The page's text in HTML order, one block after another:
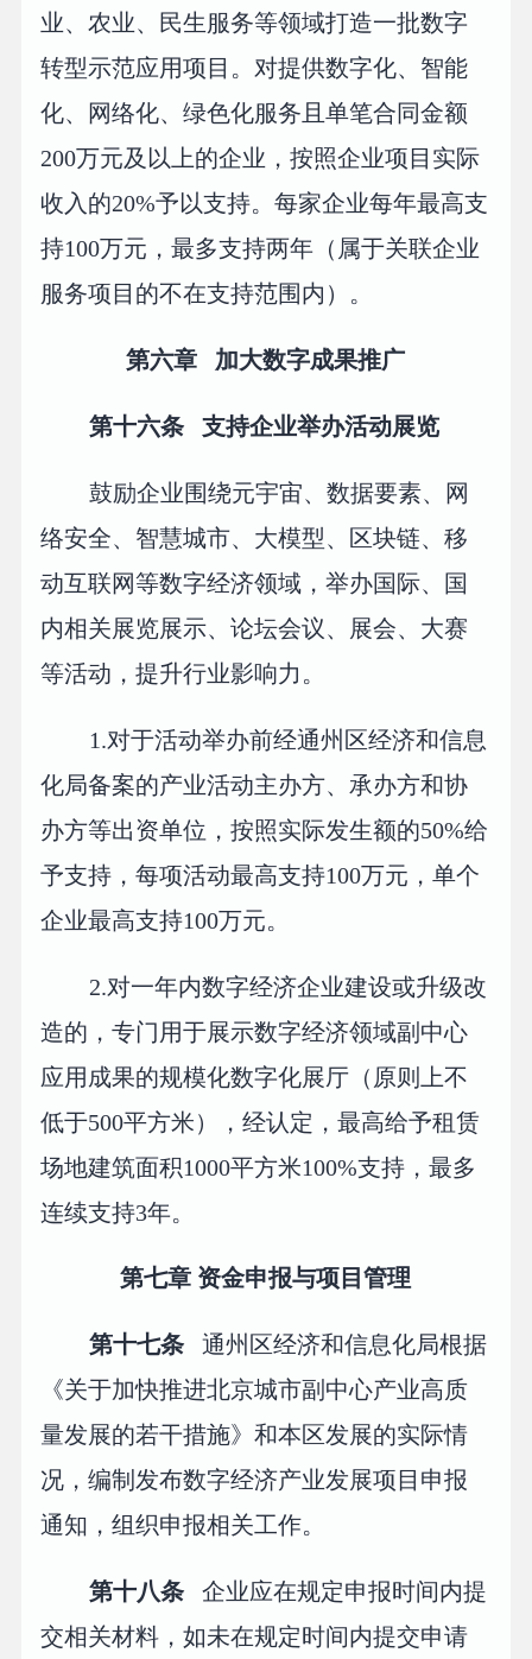
业、农业、民生服务等领域打造一批数字
转型示范应用项目。对提供数字化、智能
化、网络化、绿色化服务且单笔合同金额
200万元及以上的企业，按照企业项目实际
收入的20%予以支持。每家企业每年最高支
持100万元，最多支持两年（属于关联企业
服务项目的不在支持范围内）。
第六章 加大数字成果推广
第十六条 支持企业举办活动展览
鼓励企业围绕元宇宙、数据要素、网
络安全、智慧城市、大模型、区块链、移
动互联网等数字经济领域，举办国际、国
内相关展览展示、论坛会议、展会、大赛
等活动，提升行业影响力。
1.对于活动举办前经通州区经济和信息
化局备案的产业活动主办方、承办方和协
办方等出资单位，按照实际发生额的50%给
予支持，每项活动最高支持100万元，单个
企业最高支持100万元。
2.对一年内数字经济企业建设或升级改
造的，专门用于展示数字经济领域副中心
应用成果的规模化数字化展厅（原则上不
低于500平方米），经认定，最高给予租赁
场地建筑面积1000平方米100%支持，最多
连续支持3年。
第七章 资金申报与项目管理
第十七条 通州区经济和信息化局根据
《关于加快推进北京城市副中心产业高质
量发展的若干措施》和本区发展的实际情
况，编制发布数字经济产业发展项目申报
通知，组织申报相关工作。
第十八条 企业应在规定申报时间内提
交相关材料，如未在规定时间内提交申请